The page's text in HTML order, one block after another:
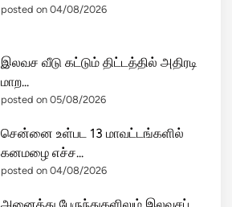
posted on 04/08/2026
இலவச வீடு கட்டும் திட்டத்தில் அதிரடி
மாற...
posted on 05/08/2026
சென்னை உள்பட 13 மாவட்டங்களில்
கனமழை எச்ச...
posted on 04/08/2026
அனைத்து பேருந்துகளிலும் இலவசப்